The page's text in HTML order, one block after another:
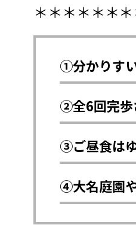
＊＊＊＊＊＊
①分かりす
②全6回完歩
③ご昼食は
④大名庭園